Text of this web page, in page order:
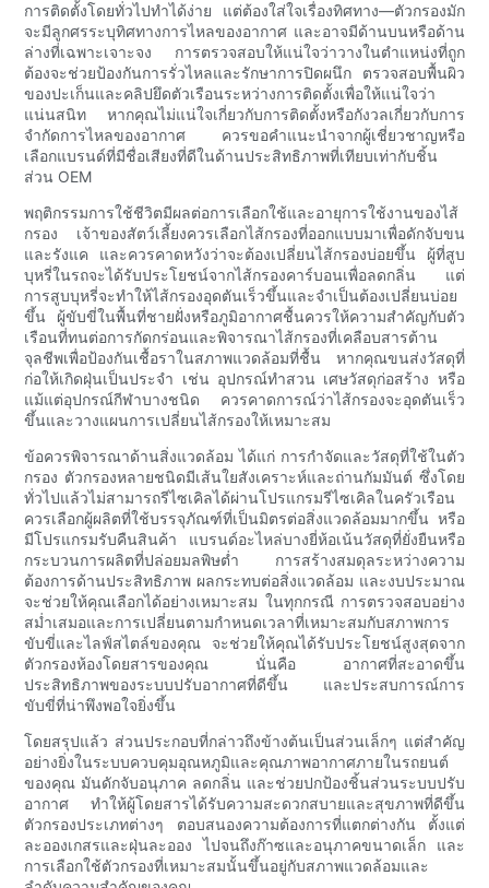
การติดตั้งโดยทั่วไปทำได้ง่าย แต่ต้องใส่ใจเรื่องทิศทาง—ตัวกรองมัก
จะมีลูกศรระบุทิศทางการไหลของอากาศ และอาจมีด้านบนหรือด้าน
ล่างที่เฉพาะเจาะจง การตรวจสอบให้แน่ใจว่าวางในตำแหน่งที่ถูก
ต้องจะช่วยป้องกันการรั่วไหลและรักษาการปิดผนึก ตรวจสอบพื้นผิว
ของปะเก็นและคลิปยึดตัวเรือนระหว่างการติดตั้งเพื่อให้แน่ใจว่า
แน่นสนิท หากคุณไม่แน่ใจเกี่ยวกับการติดตั้งหรือกังวลเกี่ยวกับการ
จำกัดการไหลของอากาศ ควรขอคำแนะนำจากผู้เชี่ยวชาญหรือ
เลือกแบรนด์ที่มีชื่อเสียงที่ดีในด้านประสิทธิภาพที่เทียบเท่ากับชิ้น
ส่วน OEM
พฤติกรรมการใช้ชีวิตมีผลต่อการเลือกใช้และอายุการใช้งานของไส้
กรอง เจ้าของสัตว์เลี้ยงควรเลือกไส้กรองที่ออกแบบมาเพื่อดักจับขน
และรังแค และควรคาดหวังว่าจะต้องเปลี่ยนไส้กรองบ่อยขึ้น ผู้ที่สูบ
บุหรี่ในรถจะได้รับประโยชน์จากไส้กรองคาร์บอนเพื่อลดกลิ่น แต่
การสูบบุหรี่จะทำให้ไส้กรองอุดตันเร็วขึ้นและจำเป็นต้องเปลี่ยนบ่อย
ขึ้น ผู้ขับขี่ในพื้นที่ชายฝั่งหรือภูมิอากาศชื้นควรให้ความสำคัญกับตัว
เรือนที่ทนต่อการกัดกร่อนและพิจารณาไส้กรองที่เคลือบสารต้าน
จุลชีพเพื่อป้องกันเชื้อราในสภาพแวดล้อมที่ชื้น หากคุณขนส่งวัสดุที่
ก่อให้เกิดฝุ่นเป็นประจำ เช่น อุปกรณ์ทำสวน เศษวัสดุก่อสร้าง หรือ
แม้แต่อุปกรณ์กีฬาบางชนิด ควรคาดการณ์ว่าไส้กรองจะอุดตันเร็ว
ขึ้นและวางแผนการเปลี่ยนไส้กรองให้เหมาะสม
ข้อควรพิจารณาด้านสิ่งแวดล้อม ได้แก่ การกำจัดและวัสดุที่ใช้ในตัว
กรอง ตัวกรองหลายชนิดมีเส้นใยสังเคราะห์และถ่านกัมมันต์ ซึ่งโดย
ทั่วไปแล้วไม่สามารถรีไซเคิลได้ผ่านโปรแกรมรีไซเคิลในครัวเรือน
ควรเลือกผู้ผลิตที่ใช้บรรจุภัณฑ์ที่เป็นมิตรต่อสิ่งแวดล้อมมากขึ้น หรือ
มีโปรแกรมรับคืนสินค้า แบรนด์อะไหล่บางยี่ห้อเน้นวัสดุที่ยั่งยืนหรือ
กระบวนการผลิตที่ปล่อยมลพิษต่ำ การสร้างสมดุลระหว่างความ
ต้องการด้านประสิทธิภาพ ผลกระทบต่อสิ่งแวดล้อม และงบประมาณ
จะช่วยให้คุณเลือกได้อย่างเหมาะสม ในทุกกรณี การตรวจสอบอย่าง
สม่ำเสมอและการเปลี่ยนตามกำหนดเวลาที่เหมาะสมกับสภาพการ
ขับขี่และไลฟ์สไตล์ของคุณ จะช่วยให้คุณได้รับประโยชน์สูงสุดจาก
ตัวกรองห้องโดยสารของคุณ นั่นคือ อากาศที่สะอาดขึ้น
ประสิทธิภาพของระบบปรับอากาศที่ดีขึ้น และประสบการณ์การ
ขับขี่ที่น่าพึงพอใจยิ่งขึ้น
โดยสรุปแล้ว ส่วนประกอบที่กล่าวถึงข้างต้นเป็นส่วนเล็กๆ แต่สำคัญ
อย่างยิ่งในระบบควบคุมอุณหภูมิและคุณภาพอากาศภายในรถยนต์
ของคุณ มันดักจับอนุภาค ลดกลิ่น และช่วยปกป้องชิ้นส่วนระบบปรับ
อากาศ ทำให้ผู้โดยสารได้รับความสะดวกสบายและสุขภาพที่ดีขึ้น
ตัวกรองประเภทต่างๆ ตอบสนองความต้องการที่แตกต่างกัน ตั้งแต่
ละอองเกสรและฝุ่นละออง ไปจนถึงก๊าซและอนุภาคขนาดเล็ก และ
การเลือกใช้ตัวกรองที่เหมาะสมนั้นขึ้นอยู่กับสภาพแวดล้อมและ